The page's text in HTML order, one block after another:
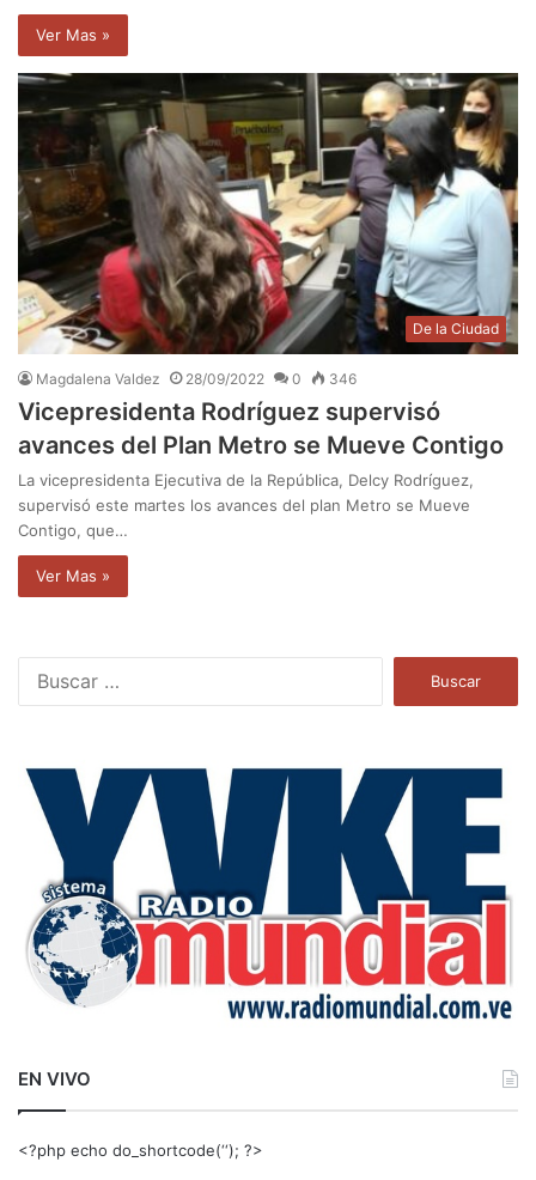
Ver Mas »
De la Ciudad
Magdalena Valdez 28/09/2022 0 346
Vicepresidenta Rodríguez supervisó
avances del Plan Metro se Mueve Contigo
La vicepresidenta Ejecutiva de la República, Delcy Rodríguez,
supervisó este martes los avances del plan Metro se Mueve
Contigo, que…
Ver Mas »
a
EN VIVO
<?php echo do_shortcode(‘‘); ?>